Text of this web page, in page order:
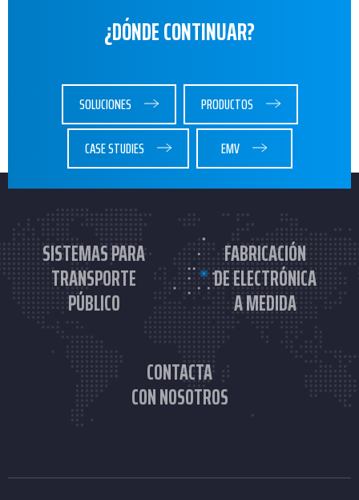
¿DÓNDE CONTINUAR?
SOLUCIONES
PRODUCTOS
CASE STUDIES
EMV
SISTEMAS PARA
TRANSPORTE
PÚBLICO
FABRICACIÓN
DE ELECTRÓNICA
A MEDIDA
CONTACTA
CON NOSOTROS